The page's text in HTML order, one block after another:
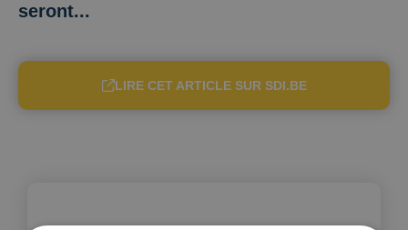
seront...
LIRE CET ARTICLE SUR SDI.BE